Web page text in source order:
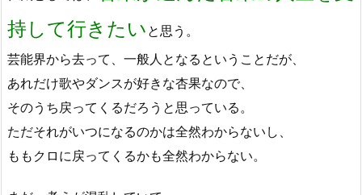
持して行きたい と思う。
芸能界から去って、一般人となるということだが、
あれだけ歌やダンスが好きな杏果なので、
そのうち戻ってくるだろうと思っている。
ただそれがいつになるのかは全然わからないし、
ももクロに戻ってくるかも全然わからない。